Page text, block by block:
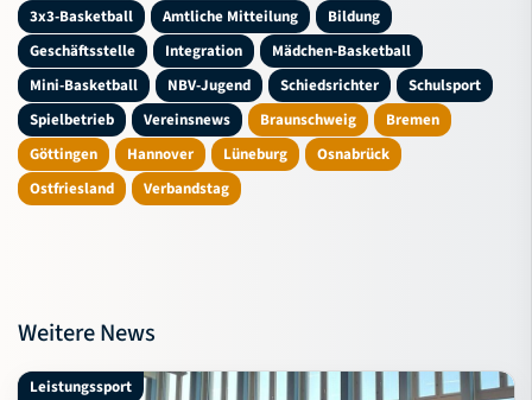
3x3-Basketball Amtliche Mitteilung
Bildung
Geschäftsstelle
Integration
Mädchen-Basketball
Mini-Basketball
NBV-Jugend Schiedsrichter
Schulsport
Spielbetrieb
Vereinsnews Braunschweig
Bremen
Göttingen
Hannover Lüneburg
Osnabrück
Ostfriesland
Verbandstag
Weitere News
Leistungssport